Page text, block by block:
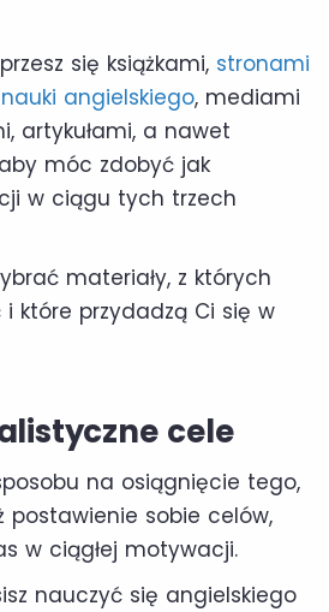
się książkami, stronami
angielskiego, mediami
artykułami, a nawet
móc zdobyć jak
w ciągu tych trzech
materiały, z których
i które przydadzą Ci się w
cele
na osiągnięcie tego,
postawienie sobie celów,
w ciągłej motywacji.
nauczyć się angielskiego